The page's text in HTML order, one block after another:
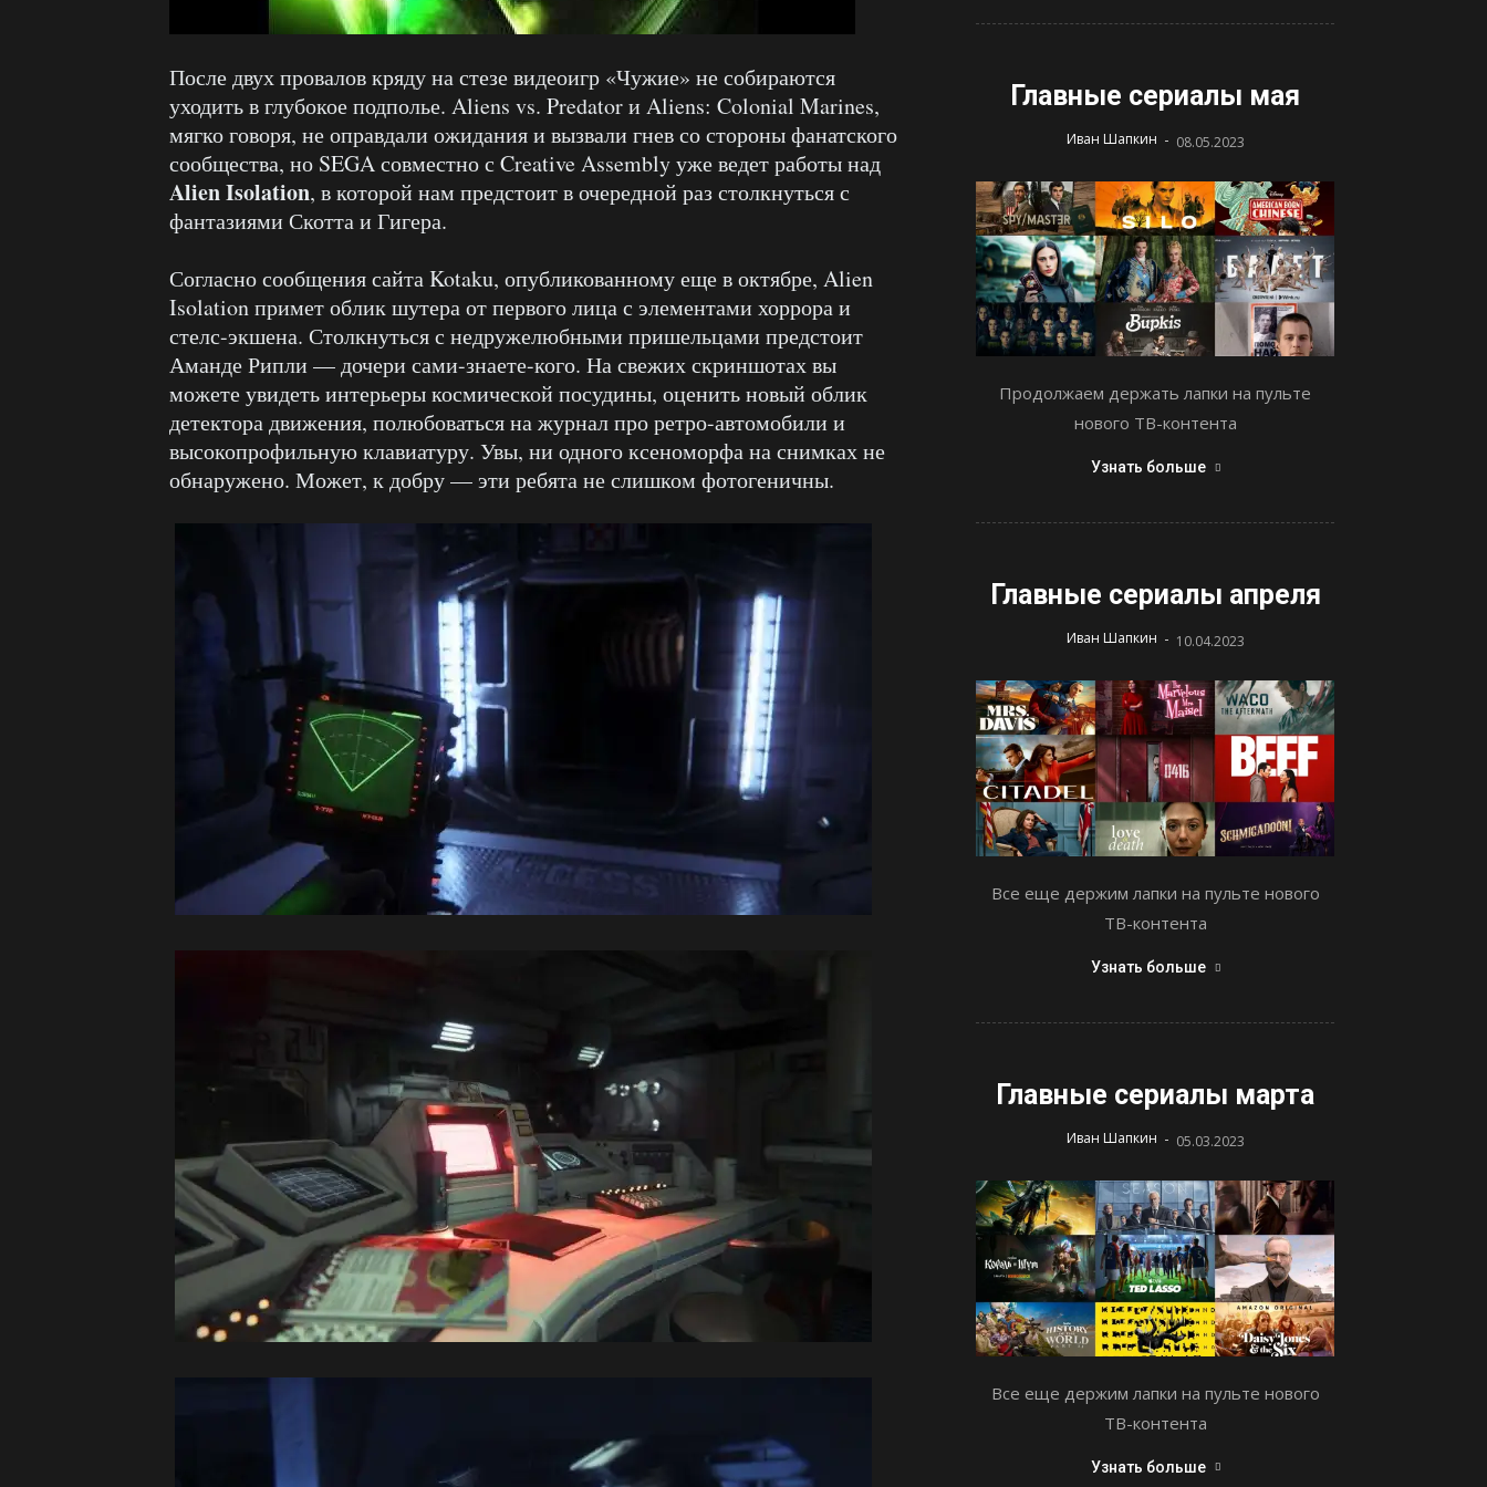
После двух провалов кряду на стезе видеоигр «Чужие» не собираются
уходить в глубокое подполье. Aliens vs. Predator и Aliens: Colonial Marines,
мягко говоря, не оправдали ожидания и вызвали гнев со стороны фанатского
сообщества, но SEGA совместно с Creative Assembly уже ведет работы над
Alien Isolation, в которой нам предстоит в очередной раз столкнуться с
фантазиями Скотта и Гигера.
Согласно сообщения сайта Kotaku, опубликованному еще в октябре, Alien
Isolation примет облик шутера от первого лица с элементами хоррора и
стелс-экшена. Столкнуться с недружелюбными пришельцами предстоит
Аманде Рипли — дочери сами-знаете-кого. На свежих скриншотах вы
можете увидеть интерьеры космической посудины, оценить новый облик
детектора движения, полюбоваться на журнал про ретро-автомобили и
высокопрофильную клавиатуру. Увы, ни одного ксеноморфа на снимках не
обнаружено. Может, к добру — эти ребята не слишком фотогеничны.
Главные сериалы мая
Иван Шапкин - 08.05.2023
Продолжаем держать лапки на пульте
нового ТВ-контента
Узнать больше
Главные сериалы апреля
Иван Шапкин - 10.04.2023
Все еще держим лапки на пульте нового
ТВ-контента
Узнать больше
Главные сериалы марта
Иван Шапкин - 05.03.2023
Все еще держим лапки на пульте нового
ТВ-контента
Узнать больше